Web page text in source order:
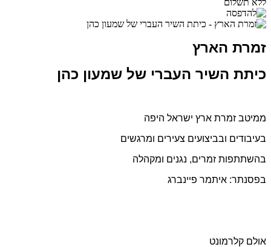
זמרת הארץ
כיתת השיר העברי של שמעון כהן
ממיטב זמרת ארץ ישראל היפה
בעיבודים ובביצועים צעירים ומרגשים
בהשתתפות זמרים, נגנים ומקהלה
בפסנתר: איתמר פיינברג
אולם קלרמונט